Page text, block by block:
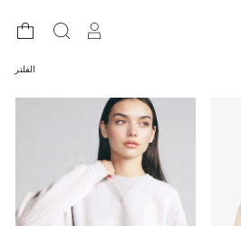
الفلتر